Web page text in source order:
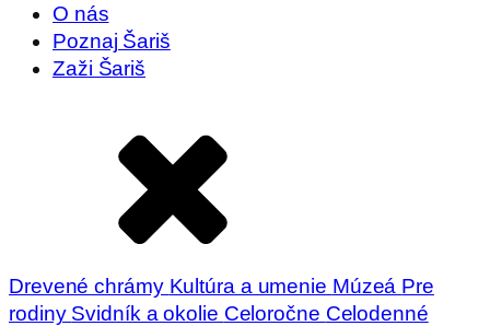
O nás
Poznaj Šariš
Zaži Šariš
Drevené chrámy Kultúra a umenie Múzeá Pre
rodiny Svidník a okolie Celoročne Celodenné